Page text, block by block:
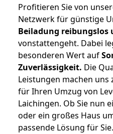
Profitieren Sie von
Netzwerk für günstige
Beiladung reibungslos
vonstattengeht. Dabei
besonderen Wert auf
Zuverlässigkeit. Die
Leistungen machen
für Ihren Umzug von
Laichingen. Ob Sie nun
oder ein großes Haus
passende Lösung für Sie.